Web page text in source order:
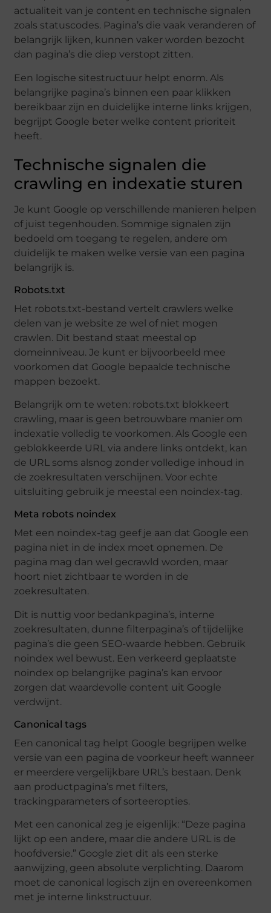
actualiteit van je content en technische signalen
zoals statuscodes. Pagina’s die vaak veranderen of
belangrijk lijken, kunnen vaker worden bezocht
dan pagina’s die diep verstopt zitten.
Een logische sitestructuur helpt enorm. Als
belangrijke pagina’s binnen een paar klikken
bereikbaar zijn en duidelijke interne links krijgen,
begrijpt Google beter welke content prioriteit
heeft.
Technische signalen die
crawling en indexatie sturen
Je kunt Google op verschillende manieren helpen
of juist tegenhouden. Sommige signalen zijn
bedoeld om toegang te regelen, andere om
duidelijk te maken welke versie van een pagina
belangrijk is.
Robots.txt
Het robots.txt-bestand vertelt crawlers welke
delen van je website ze wel of niet mogen
crawlen. Dit bestand staat meestal op
domeinniveau. Je kunt er bijvoorbeeld mee
voorkomen dat Google bepaalde technische
mappen bezoekt.
Belangrijk om te weten: robots.txt blokkeert
crawling, maar is geen betrouwbare manier om
indexatie volledig te voorkomen. Als Google een
geblokkeerde URL via andere links ontdekt, kan
de URL soms alsnog zonder volledige inhoud in
de zoekresultaten verschijnen. Voor echte
uitsluiting gebruik je meestal een noindex-tag.
Meta robots noindex
Met een noindex-tag geef je aan dat Google een
pagina niet in de index moet opnemen. De
pagina mag dan wel gecrawld worden, maar
hoort niet zichtbaar te worden in de
zoekresultaten.
Dit is nuttig voor bedankpagina’s, interne
zoekresultaten, dunne filterpagina’s of tijdelijke
pagina’s die geen SEO-waarde hebben. Gebruik
noindex wel bewust. Een verkeerd geplaatste
noindex op belangrijke pagina’s kan ervoor
zorgen dat waardevolle content uit Google
verdwijnt.
Canonical tags
Een canonical tag helpt Google begrijpen welke
versie van een pagina de voorkeur heeft wanneer
er meerdere vergelijkbare URL’s bestaan. Denk
aan productpagina’s met filters,
trackingparameters of sorteeropties.
Met een canonical zeg je eigenlijk: “Deze pagina
lijkt op een andere, maar die andere URL is de
hoofdversie.” Google ziet dit als een sterke
aanwijzing, geen absolute verplichting. Daarom
moet de canonical logisch zijn en overeenkomen
met je interne linkstructuur.